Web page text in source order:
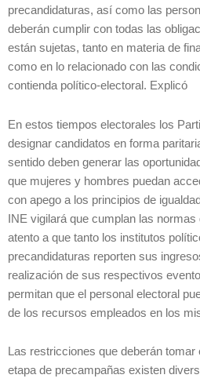
precandidaturas, así como las
deberán cumplir con todas las
están sujetas, tanto en materia de
como en lo relacionado con las
contienda político-electoral. Explicó
En estos tiempos electorales los
designar candidatos en forma
sentido deben generar las
que mujeres y hombres puedan
con apego a los principios de
INE vigilará que cumplan las
atento a que tanto los institutos
precandidaturas reporten sus
realización de sus respectivos
permitan que el personal electoral
de los recursos empleados en los
Las restricciones que deberán
etapa de precampañas existen